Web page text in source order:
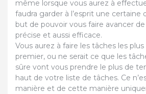
même lorsque vous aurez à
faudra garder à l’esprit une certaine
but de pouvoir vous faire avancer
précise et aussi efficace.
Vous aurez à faire les tâches les
premier, ou ne serait ce que les
sûre vont vous prendre le plus de
haut de votre liste de tâches. Ce
manière et de cette manière